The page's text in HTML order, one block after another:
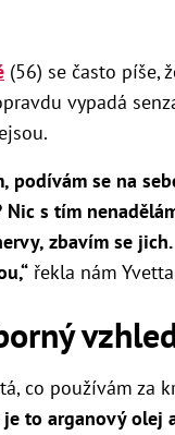
(56) se často píše,
vypadá
podívám se na
Nic s tím
zbavím se
řekla nám
co používám za
to arganový olej